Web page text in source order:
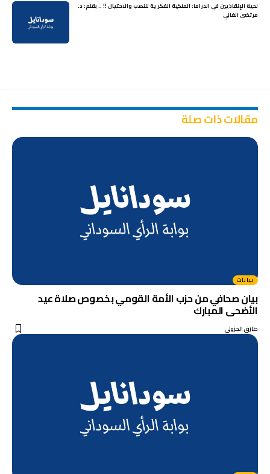
لحية الإنقاذيين في الدراما: الملكية الفكرية للنصب والاحتيال !! .. بقلم: د.
مرتضى الغالي
مقالات ذات صلة
بيانات
بيان صحافي من حزب الأمة القومي بخصوص صلاة عيد
الأضحى المبارك
طارق الجزولي